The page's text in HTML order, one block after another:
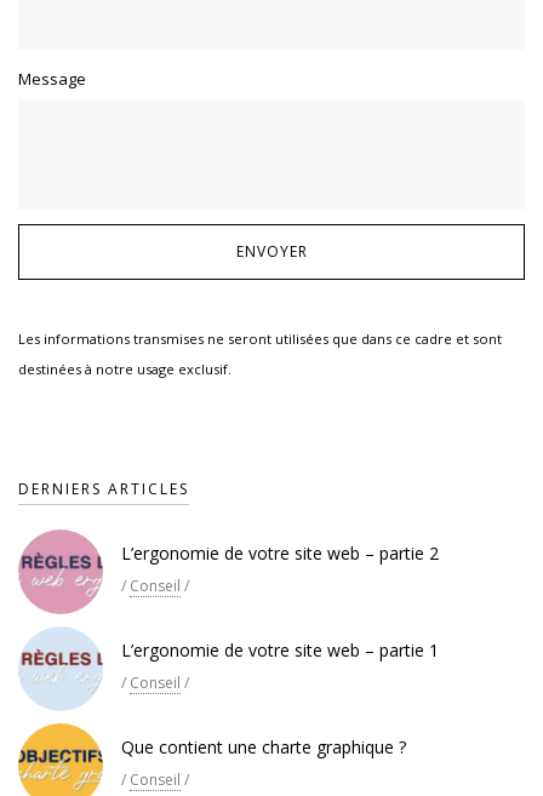
Message
Les informations transmises ne seront utilisées que dans ce cadre et sont
destinées à notre usage exclusif.
DERNIERS ARTICLES
L’ergonomie de votre site web – partie 2
/ Conseil /
L’ergonomie de votre site web – partie 1
/ Conseil /
Que contient une charte graphique ?
/ Conseil /